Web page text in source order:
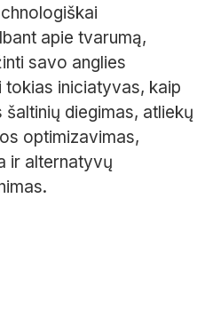
apie tvarumą,
savo anglies
iniciatyvas, kaip
diegimas, atliekų
optimizavimas,
ir alternatyvų